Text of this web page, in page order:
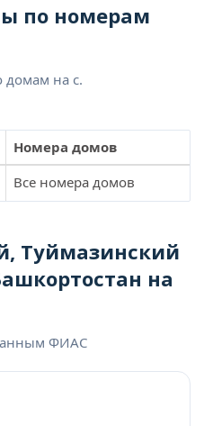
по номерам
домам на с.
Номера домов
Все номера домов
Туймазинский
на
ФИАС